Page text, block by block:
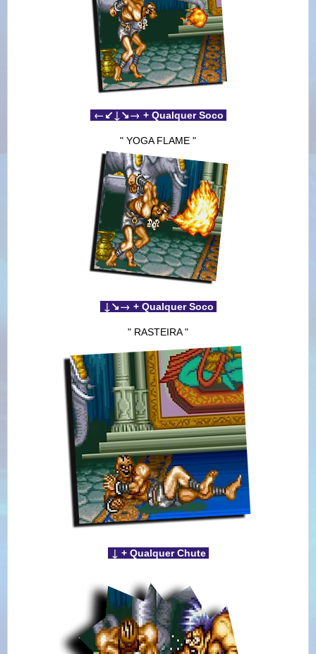
←↙↓↘→ + Qualquer Soco
" YOGA FLAME "
↓↘→ + Qualquer Soco
" RASTEIRA "
↓ + Qualquer Chute